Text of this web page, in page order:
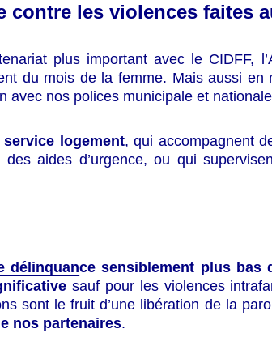
les violences faites
plus important avec le CIDFF,
du mois de la femme. Mais aussi en
avec nos polices municipale et
logement, qui accompagnent
aides d’urgence, ou qui
sensiblement plus bas
sauf pour les violences
sont le fruit d’une libération de la
nos partenaires.